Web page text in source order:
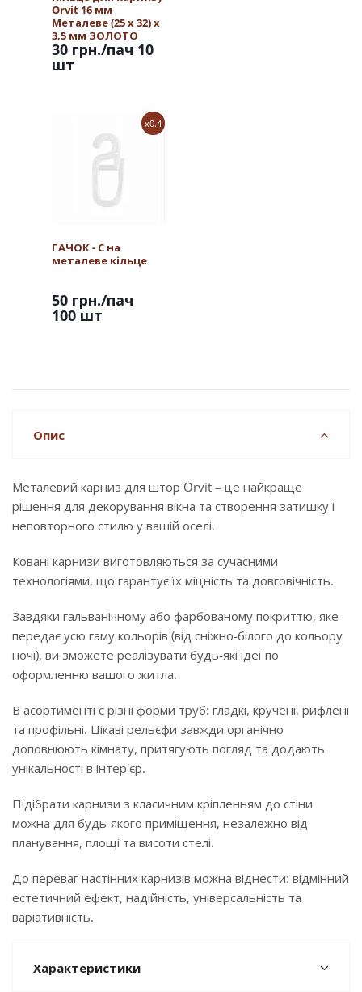
Orvit 16 мм
Металеве (25 х 32) х
3,5 мм ЗОЛОТО
30 грн./пач 10
шт
x0.4
ГАЧОК - С на
металеве кільце
50 грн./пач
100 шт
Опис
Металевий карниз для штор Orvit – це найкраще
рішення для декорування вікна та створення затишку і
неповторного стилю у вашій оселі.
Ковані карнизи виготовляються за сучасними
технологіями, що гарантує їх міцність та довговічність.
Завдяки гальванічному або фарбованому покриттю, яке
передає усю гаму кольорів (від сніжно-білого до кольору
ночі), ви зможете реалізувати будь-які ідеї по
оформленню вашого житла.
В асортименті є різні форми труб: гладкі, кручені, рифлені
та профільні. Цікаві рельєфи завжди органічно
доповнюють кімнату, притягують погляд та додають
унікальності в інтер'єр.
Підібрати карнизи з класичним кріпленням до стіни
можна для будь-якого приміщення, незалежно від
планування, площі та висоти стелі.
До переваг настінних карнизів можна віднести: відмінний
естетичний ефект, надійність, універсальність та
варіативність.
Характеристики